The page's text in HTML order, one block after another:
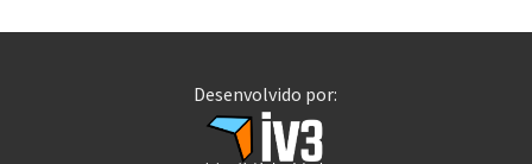
Desenvolvido por: